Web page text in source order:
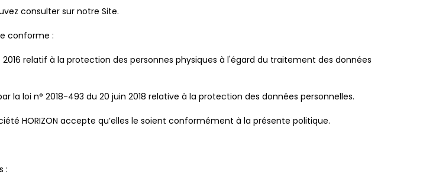
consulter sur notre Site.
conforme :
relatif à la protection des personnes physiques à l'égard du traitement des données
la loi n° 2018-493 du 20 juin 2018 relative à la protection des données personnelles.
HORIZON accepte qu’elles le soient conformément à la présente politique.
: